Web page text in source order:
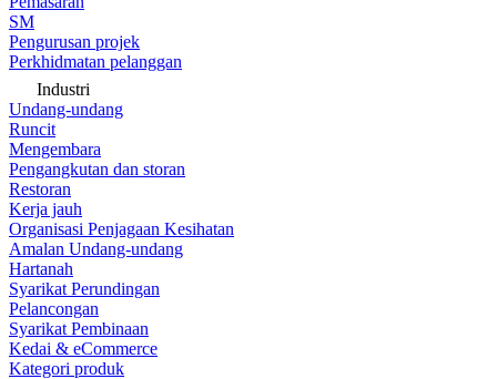
SM
Pengurusan projek
Perkhidmatan pelanggan
Industri
Undang-undang
Runcit
Mengembara
Pengangkutan dan storan
Restoran
Kerja jauh
Organisasi Penjagaan Kesihatan
Amalan Undang-undang
Hartanah
Syarikat Perundingan
Pelancongan
Syarikat Pembinaan
Kedai & eCommerce
Kategori produk